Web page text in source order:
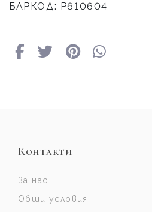
БАРКОД: Р610604
Контакти
За нас
Общи условия